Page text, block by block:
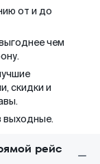
от и до
чем
скидки и
выходные.
рейс